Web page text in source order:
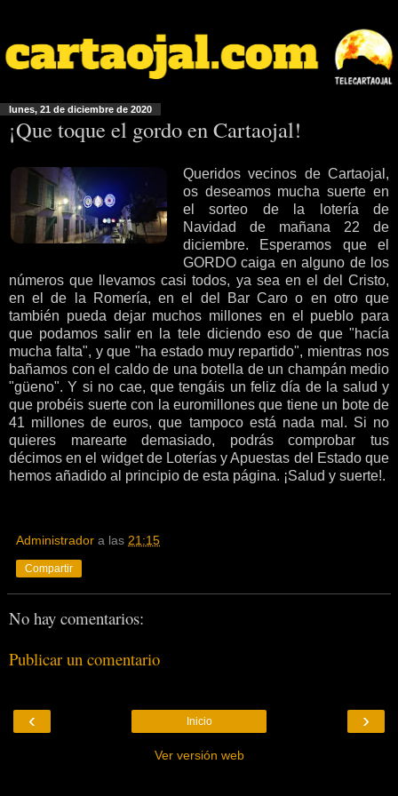
lunes, 21 de diciembre de 2020
¡Que toque el gordo en Cartaojal!
Queridos vecinos de Cartaojal,
os deseamos mucha suerte en
el sorteo de la lotería de
Navidad de mañana 22 de
diciembre. Esperamos que el
GORDO caiga en alguno de los
números que llevamos casi todos, ya sea en el del Cristo,
en el de la Romería, en el del Bar Caro o en otro que
también pueda dejar muchos millones en el pueblo para
que podamos salir en la tele diciendo eso de que "hacía
mucha falta", y que "ha estado muy repartido", mientras nos
bañamos con el caldo de una botella de un champán medio
"güeno". Y si no cae, que tengáis un feliz día de la salud y
que probéis suerte con la euromillones que tiene un bote de
41 millones de euros, que tampoco está nada mal. Si no
quieres marearte demasiado, podrás comprobar tus
décimos en el widget de Loterías y Apuestas del Estado que
hemos añadido al principio de esta página. ¡Salud y suerte!.
Administrador a las 21:15
Compartir
No hay comentarios:
Publicar un comentario
‹ ›
Inicio
Ver versión web